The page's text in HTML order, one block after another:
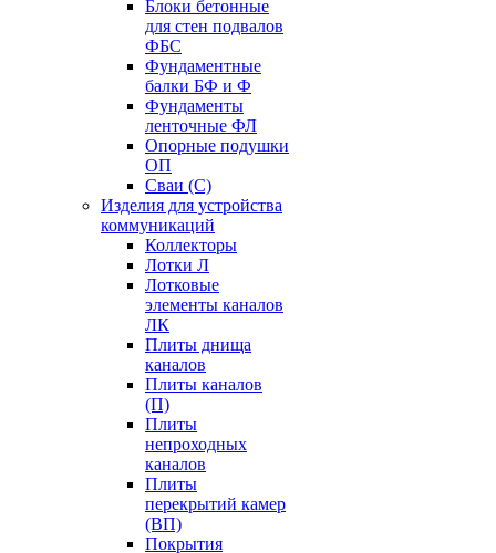
Блоки бетонные
для стен подвалов
ФБС
Фундаментные
балки БФ и Ф
Фундаменты
ленточные ФЛ
Опорные подушки
ОП
Сваи (С)
Изделия для устройства
коммуникаций
Коллекторы
Лотки Л
Лотковые
элементы каналов
ЛК
Плиты днища
каналов
Плиты каналов
(П)
Плиты
непроходных
каналов
Плиты
перекрытий камер
(ВП)
Покрытия